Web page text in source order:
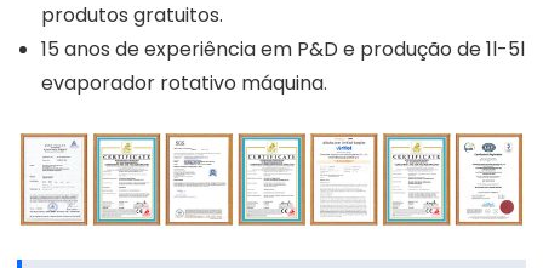
produtos gratuitos.
15 anos de experiência em P&D e produção de 1l-5l
evaporador rotativo máquina.